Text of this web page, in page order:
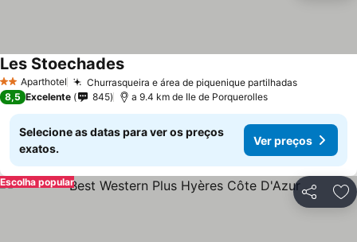
2 EstrelasAparthotel Churrasqueira e área de piquenique partilhadas
Les Stoechades
8,5 Excelente 845 a 9.4 km de Ile de Porquerolles
Selecione as datas para ver os preços
exatos.
Ver preços
Partilhar
Escolha popular